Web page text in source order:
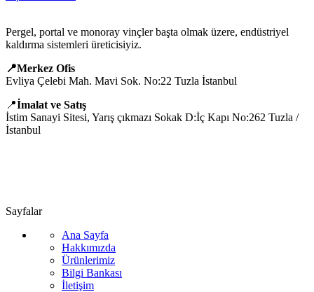
Pergel, portal ve monoray vinçler başta olmak üzere, endüstriyel
kaldırma sistemleri üreticisiyiz.
📍Merkez Ofis
Evliya Çelebi Mah. Mavi Sok. No:22 Tuzla İstanbul
📍İmalat ve Satış
İstim Sanayi Sitesi, Yarış çıkmazı Sokak D:İç Kapı No:262 Tuzla /
İstanbul
Sayfalar
Ana Sayfa
Hakkımızda
Ürünlerimiz
Bilgi Bankası
İletişim